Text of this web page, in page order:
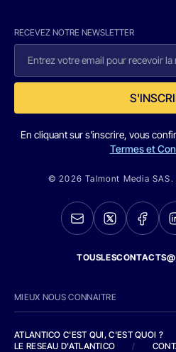
RECEVEZ NOTRE NEWSLETTER
En cliquant sur s'inscrire, vous
Termes et
© 2026 Talmont Media
MIEUX NOUS CONNAITRE
ATLANTICO C'EST QUI, C'EST QUOI ?
LE RESEAU D'ATLANTICO
/